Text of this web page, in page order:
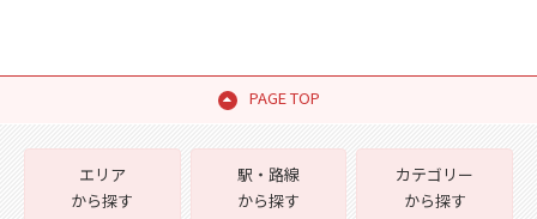
PAGE TOP
エリア
から探す
駅・路線
から探す
カテゴリー
から探す